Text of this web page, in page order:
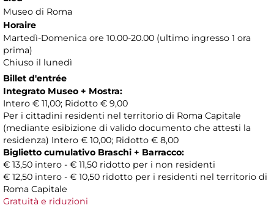
Museo di Roma
Horaire
Martedì-Domenica ore 10.00-20.00 (ultimo ingresso 1 ora
prima)
Chiuso il lunedì
Billet d'entrée
Integrato Museo + Mostra:
Intero € 11,00; Ridotto € 9,00
Per i cittadini residenti nel territorio di Roma Capitale
(mediante esibizione di valido documento che attesti la
residenza) Intero € 10,00; Ridotto € 8,00
Biglietto cumulativo Braschi + Barracco:
€ 13,50 intero - € 11,50 ridotto per i non residenti
€ 12,50 intero - € 10,50 ridotto per i residenti nel territorio di
Roma Capitale
Gratuità e riduzioni